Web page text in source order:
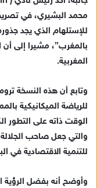
محمد البشيري، في
للإستلهام الذي يجد
بالمغرب”، مشيرا إلى أن
المغربية.
وتابع أن هذه النسخة
للرياضة الميكانيكية
الوقت ذاته على التطور
والتي جعل صاحب
للتنمية الاقتصادية في
وأوضح أنه بفضل الرؤية